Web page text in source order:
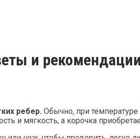
и рекомендации
ребер. Обычно, при температуре
и мягкость, а корочка